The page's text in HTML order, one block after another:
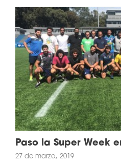
Paso la Super Week
27 de marzo, 2019